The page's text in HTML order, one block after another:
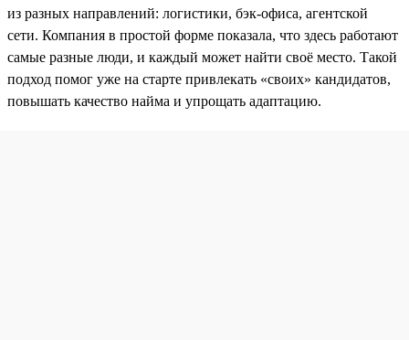
из разных направлений: логистики, бэк-офиса, агентской
сети. Компания в простой форме показала, что здесь работают
самые разные люди, и каждый может найти своё место. Такой
подход помог уже на старте привлекать «своих» кандидатов,
повышать качество найма и упрощать адаптацию.